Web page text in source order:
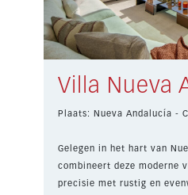
Plaats: Nueva Andalucía -
Gelegen in het hart van
combineert deze moderne
precisie met rustig en